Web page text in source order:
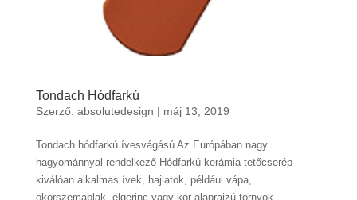
Tondach Hódfarkú
Szerző: absolutedesign | máj 13, 2019
Tondach hódfarkú ívesvágású Az Európában nagy
hagyománnyal rendelkező Hódfarkú kerámia tetőcserép
kiválóan alkalmas ívek, hajlatok, például vápa,
ökörszemablak, élgerinc vagy kör alaprajzú tornyok